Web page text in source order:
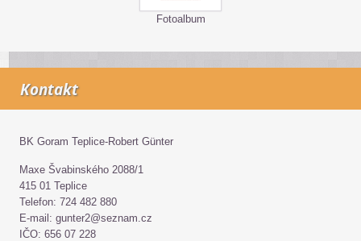
Fotoalbum
Kontakt
BK Goram Teplice-Robert Günter
Maxe Švabinského 2088/1
415 01 Teplice
Telefon: 724 482 880
E-mail: gunter2@seznam.cz
IČO: 656 07 228